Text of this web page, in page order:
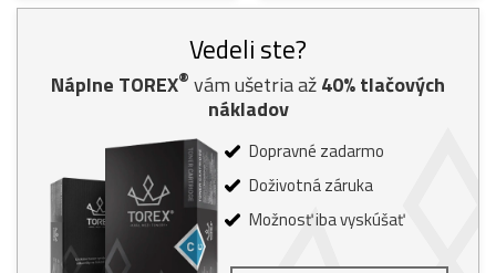
Vedeli ste?
Náplne TOREX® vám ušetria až40% tlačových
nákladov
Dopravné zadarmo
Doživotná záruka
Možnosť iba vyskúšať